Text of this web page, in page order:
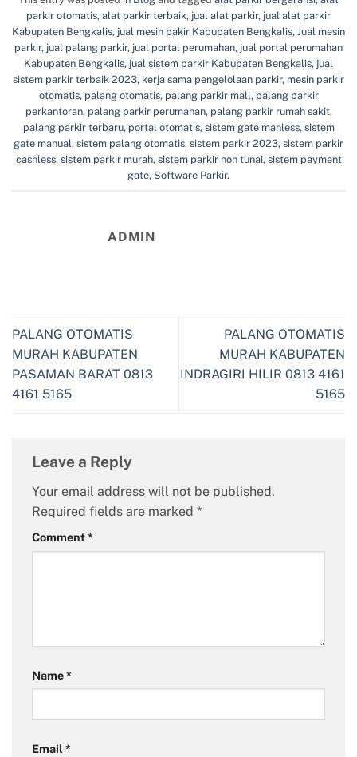
parkir otomatis, alat parkir terbaik, jual alat parkir, jual alat parkir
Kabupaten Bengkalis, jual mesin pakir Kabupaten Bengkalis, Jual mesin
parkir, jual palang parkir, jual portal perumahan, jual portal perumahan
Kabupaten Bengkalis, jual sistem parkir Kabupaten Bengkalis, jual
sistem parkir terbaik 2023, kerja sama pengelolaan parkir, mesin parkir
otomatis, palang otomatis, palang parkir mall, palang parkir
perkantoran, palang parkir perumahan, palang parkir rumah sakit,
palang parkir terbaru, portal otomatis, sistem gate manless, sistem
gate manual, sistem palang otomatis, sistem parkir 2023, sistem parkir
cashless, sistem parkir murah, sistem parkir non tunai, sistem payment
gate, Software Parkir.
ADMIN
PALANG OTOMATIS
MURAH KABUPATEN
PASAMAN BARAT 0813
4161 5165
PALANG OTOMATIS
MURAH KABUPATEN
INDRAGIRI HILIR 0813 4161
5165
Leave a Reply
Your email address will not be published.
Required fields are marked *
Comment*
Name*
Email*